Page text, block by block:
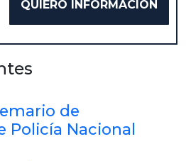
de
Policía Nacional